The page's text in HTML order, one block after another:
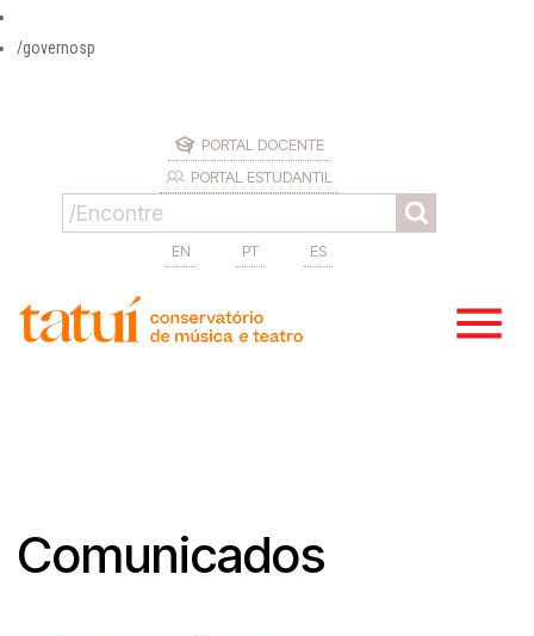
/governosp
PORTAL DOCENTE
PORTAL ESTUDANTIL
EN PT ES
Comunicados